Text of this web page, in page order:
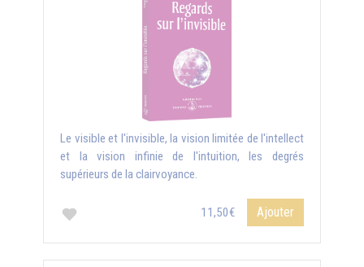
Le visible et l'invisible, la vision limitée de l'intellect
et la vision infinie de l'intuition, les degrés
supérieurs de la clairvoyance.
11,50€ Ajouter